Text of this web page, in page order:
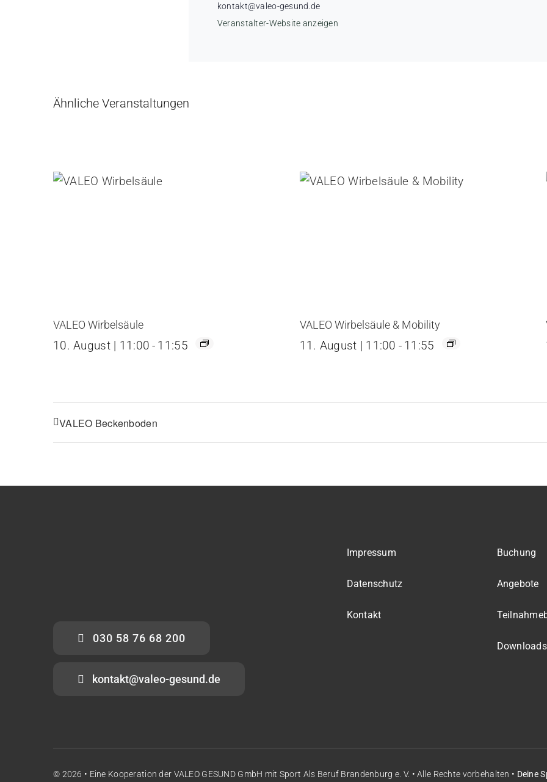
kontakt@valeo-gesund.de
Veranstalter-Website anzeigen
Ähnliche Veranstaltungen
VALEO Wirbelsäule
10. August | 11:00 - 11:55
VALEO Wirbelsäule & Mobility
11. August | 11:00 - 11:55
VALEO Beckenboden
030 58 76 68 200
kontakt@valeo-gesund.de
Impressum
Datenschutz
Kontakt
Buchung
Angebote
Downloads
© 2026 • Eine Kooperation der VALEO GESUND GmbH mit Sport Als Beruf Brandenburg e. V. • Alle Rechte vorbehalten • Deine